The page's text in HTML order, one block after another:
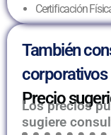
Certificación
También
corporativos
Precio
Los precios
sugiere